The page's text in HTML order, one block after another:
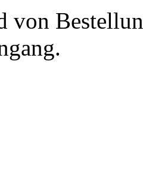
von